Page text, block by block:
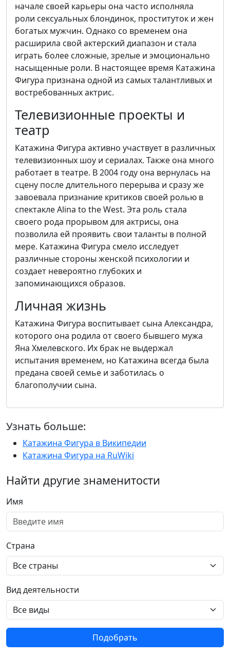
начале своей карьеры она часто исполняла
роли сексуальных блондинок, проституток и жен
богатых мужчин. Однако со временем она
расширила свой актерский диапазон и стала
играть более сложные, зрелые и эмоционально
насыщенные роли. В настоящее время Катажина
Фигура признана одной из самых талантливых и
востребованных актрис.
Телевизионные проекты и
театр
Катажина Фигура активно участвует в различных
телевизионных шоу и сериалах. Также она много
работает в театре. В 2004 году она вернулась на
сцену после длительного перерыва и сразу же
завоевала признание критиков своей ролью в
спектакле Alina to the West. Эта роль стала
своего рода прорывом для актрисы, она
позволила ей проявить свои таланты в полной
мере. Катажина Фигура смело исследует
различные стороны женской психологии и
создает невероятно глубоких и
запоминающихся образов.
Личная жизнь
Катажина Фигура воспитывает сына Александра,
которого она родила от своего бывшего мужа
Яна Хмелевского. Их брак не выдержал
испытания временем, но Катажина всегда была
предана своей семье и заботилась о
благополучии сына.
Узнать больше:
Катажина Фигура в Википедии
Катажина Фигура на RuWiki
Найти другие знаменитости
Имя
Страна
Вид деятельности
Подобрать